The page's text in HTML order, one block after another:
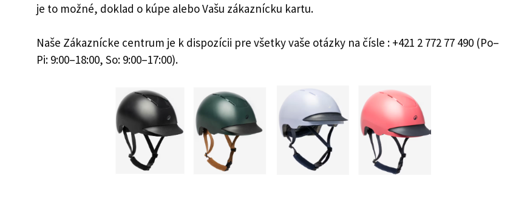
je to možné, doklad o kúpe alebo Vašu zákaznícku kartu.
Naše Zákaznícke centrum je k dispozícii pre všetky vaše otázky na čísle : +421 2 772 77 490 (Po–
Pi: 9:00–18:00, So: 9:00–17:00).